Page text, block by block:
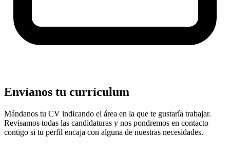
Envíanos tu currículum
Mándanos tu CV indicando el área en la que te gustaría trabajar.
Revisamos todas las candidaturas y nos pondremos en contacto
contigo si tu perfil encaja con alguna de nuestras necesidades.